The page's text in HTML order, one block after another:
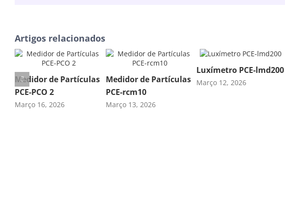
Artigos relacionados
Medidor de Partículas
PCE-PCO 2
Março 16, 2026
Medidor de Partículas
PCE-rcm10
Março 13, 2026
Luxímetro PCE-lmd200
Março 12, 2026